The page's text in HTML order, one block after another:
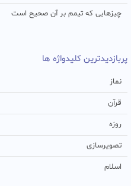
چیزهایی که تیمم بر آن صحیح است
پربازدیدترین کلیدواژه ها
نماز
قرآن
روزه
تصویرسازی
اسلام